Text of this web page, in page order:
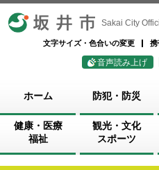
坂井市 Sakai City
文字サイズ・色合いの変更 携
音声読み上げ
ホーム 防犯・防災
健康・医療
福祉
観光・文化
スポーツ